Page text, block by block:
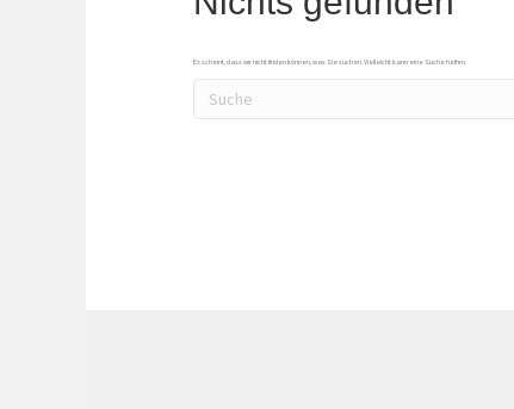
Es scheint, dass wir nicht finden können, was Sie suchen. Vielleicht kann eine Suche helfen.